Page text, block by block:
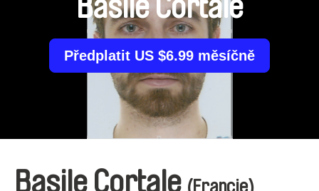
Basile Cortale
Předplatit US $6.99 měsíčně
Basile Cortale (Francie)